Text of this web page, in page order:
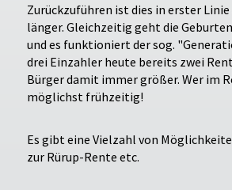
Zurückzuführen ist dies in erster
länger. Gleichzeitig geht die
und es funktioniert der sog.
drei Einzahler heute bereits zwei
Bürger damit immer größer. Wer im
möglichst frühzeitig!
Es gibt eine Vielzahl von
zur Rürup-Rente etc.